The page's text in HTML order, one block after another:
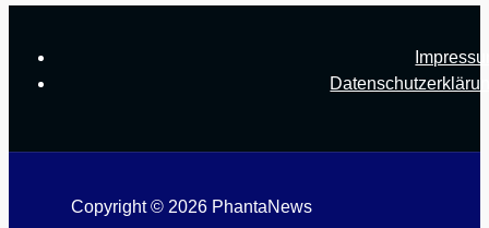
Copyright © 2026 PhantaNews